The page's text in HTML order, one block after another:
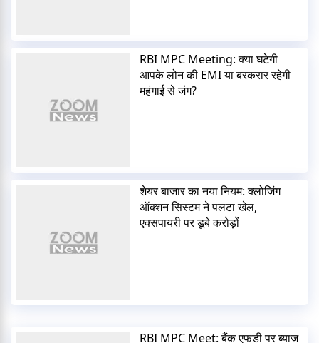
RBI MPC Meeting: क्या घटेगी
आपके लोन की EMI या बरकरार रहेगी
महंगाई से जंग?
शेयर बाजार का नया नियम: क्लोजिंग
ऑक्शन सिस्टम ने पलटा खेल,
एक्सपायरी पर डूबे करोड़ों
RBI MPC Meet: बैंक एफडी पर ब्याज